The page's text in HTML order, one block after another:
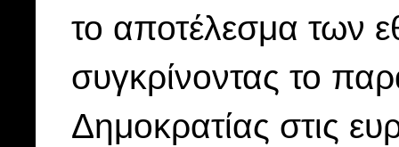
το αποτέλεσμα των
συγκρίνοντας το
Δημοκρατίας στις